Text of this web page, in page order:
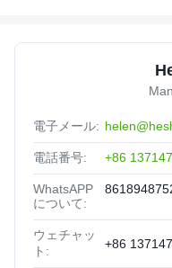
電子メール:
電話番号: +86
WhatsAPP
について:
ウェチャッ
ト:
+86